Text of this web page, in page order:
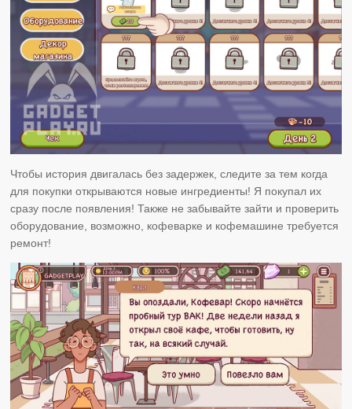
Чтобы история двигалась без задержек, следите за тем когда
для покупки открываются новые ингредиенты! Я покупал их
сразу после появления! Также не забывайте зайти и проверить
оборудование, возможно, кофеварке и кофемашине требуется
ремонт!